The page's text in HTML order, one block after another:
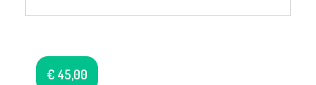
€ 45,00